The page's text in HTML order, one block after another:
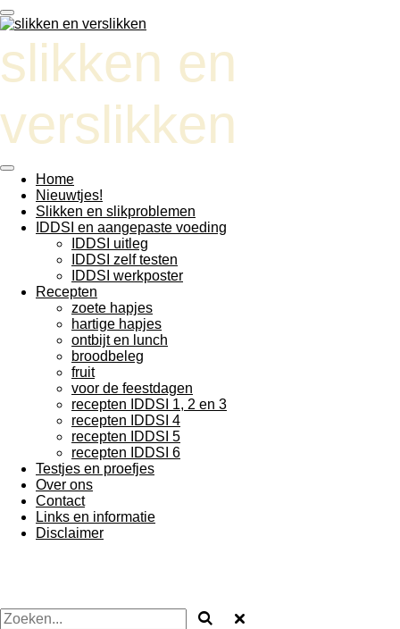
Ga
direct
naar
de
hoofdinhoud
slikken en
verslikken
Home
Nieuwtjes!
Slikken en slikproblemen
IDDSI en aangepaste voeding
IDDSI uitleg
IDDSI zelf testen
IDDSI werkposter
Recepten
zoete hapjes
hartige hapjes
ontbijt en lunch
broodbeleg
fruit
voor de feestdagen
recepten IDDSI 1, 2 en 3
recepten IDDSI 4
recepten IDDSI 5
recepten IDDSI 6
Testjes en proefjes
Over ons
Contact
Links en informatie
Disclaimer